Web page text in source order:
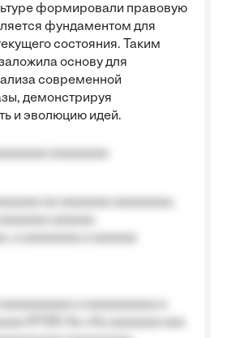
формировали правовую
фундаментом для
состояния. Таким
основу для
современной
демонстрируя
и эволюцию идей.